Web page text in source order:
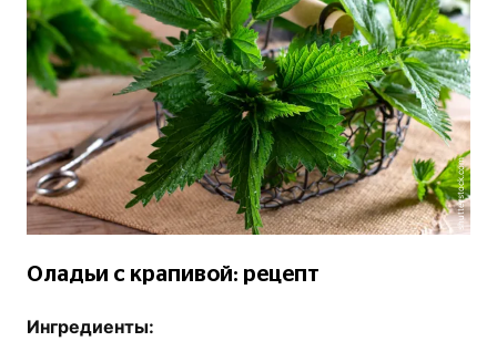
shutterstock.com
Оладьи с крапивой: рецепт
Ингредиенты: